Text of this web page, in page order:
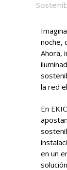
noche,
Ahora,
la red
En
en un